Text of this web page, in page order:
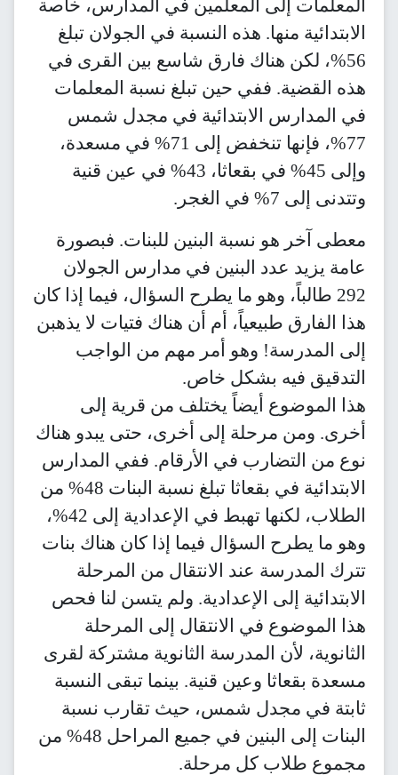
المعلمين في المدارس، خاصة
هذه النسبة في الجولان تبلغ
فارق شاسع بين القرى في
حين تبلغ نسبة المعلمات
في مجدل شمس
77%، فإنها تنخفض إلى 71% في مسعدة،
وإلى 45% في بقعاثا، 43% في عين قنية
البنين للبنات. فبصورة
البنين في مدارس الجولان
وهو ما يطرح السؤال، فيما إذا كان
أم أن هناك فتيات لا يذهبن
وهو أمر مهم من الواجب
خاص.
يختلف من قرية إلى
إلى أخرى، حتى يبدو هناك
في الأرقام. ففي المدارس
الابتدائية في بقعاثا تبلغ نسبة البنات 48% من
الطلاب، لكنها تهبط في الإعدادية إلى 42%،
فيما إذا كان هناك بنات
الانتقال من المرحلة
الإعدادية. ولم يتسن لنا فحص
الانتقال إلى المرحلة
المدرسة الثانوية مشتركة لقرى
قنية. بينما تبقى النسبة
شمس، حيث تقارب نسبة
البنات إلى البنين في جميع المراحل 48% من
مرحلة.